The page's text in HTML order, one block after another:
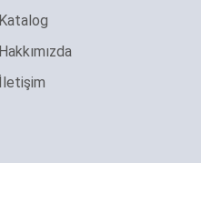
Katalog
Hakkımızda
İletişim